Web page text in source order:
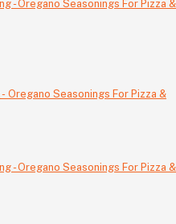
Oregano Seasonings For Pizza &